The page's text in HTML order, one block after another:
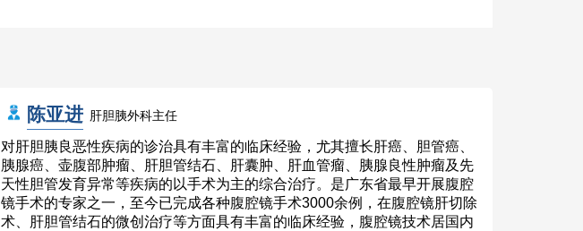
陈亚进 肝胆胰外科主任
对肝胆胰良恶性疾病的诊治具有丰富的临床经验，尤其擅长肝癌、胆管癌、
胰腺癌、壶腹部肿瘤、肝胆管结石、肝囊肿、肝血管瘤、胰腺良性肿瘤及先
天性胆管发育异常等疾病的以手术为主的综合治疗。是广东省最早开展腹腔
镜手术的专家之一，至今已完成各种腹腔镜手术3000余例，在腹腔镜肝切除
术、肝胆管结石的微创治疗等方面具有丰富的临床经验，腹腔镜技术居国内